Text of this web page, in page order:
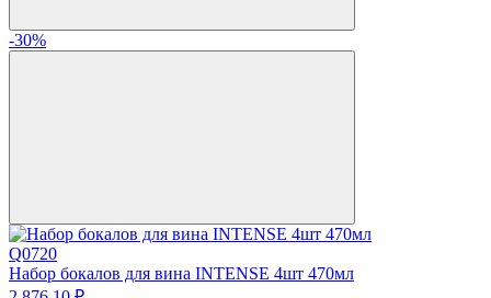
-30%
Q0720
Набор бокалов для вина INTENSE 4шт 470мл